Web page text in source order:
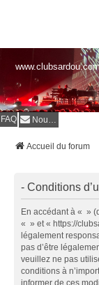
FAQ Nous contacter
Accueil du forum
- Conditions
En accédant à « »
« » et « https://
légalement
pas d’être
veuillez ne pas
conditions à
informer de ces